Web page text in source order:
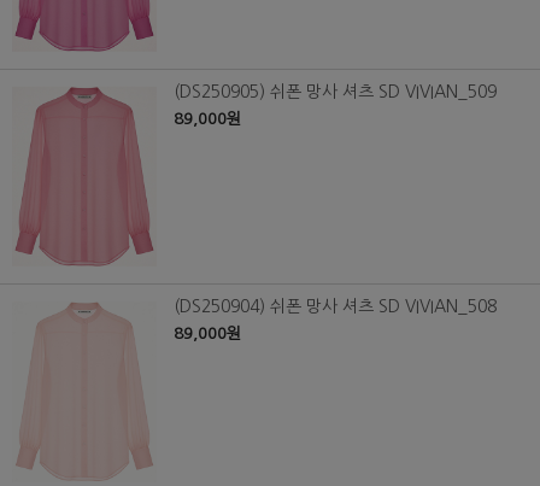
(DS250905) 쉬폰 망사 셔츠 SD VIVIAN_509
89,000원
(DS250904) 쉬폰 망사 셔츠 SD VIVIAN_508
89,000원